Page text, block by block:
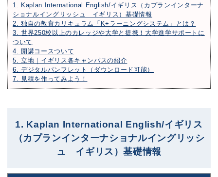
1. Kaplan International English/イギリス（カプランインターナ
ショナルイングリッシュ イギリス）基礎情報
2. 独自の教育カリキュラム「K+ラーニングシステム」とは？
3. 世界250校以上のカレッジや大学と提携！大学進学サポートに
ついて
4. 開講コースついて
5. 立地｜イギリス各キャンパスの紹介
6. デジタルパンフレット（ダウンロード可能）
7. 見積を作ってみよう！
1. Kaplan International English/イギリス
（カプランインターナショナルイングリッシ
ュ イギリス）基礎情報